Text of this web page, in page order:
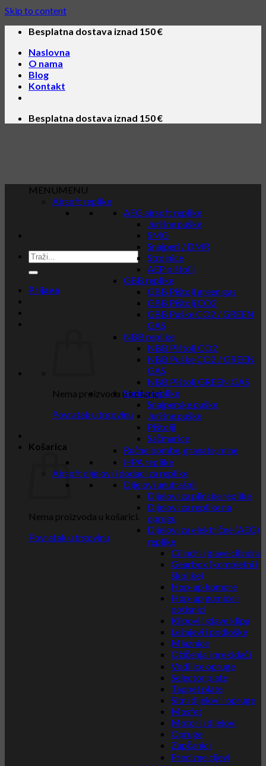
Skip to content
Besplatna dostava iznad 150 €
Naslovna
O nama
Blog
Kontakt
Besplatna dostava iznad 150 €
Prijava
Nema proizvoda u košarici.
Povratak u trgovinu
Košarica
Nema proizvoda u košarici.
Povratak u trgovinu
MENUMENU
Airsoft replike
AEG airsoft replike
Jurišne puške
SMG
Snajperi / DMR
Strojnice
AEP pištolji
GBB replike
GBB Pištolj green gas
GBB Pištolj CO2
GBB Puške CO2 / GREEN
GAS
NBB replike
NBB Pištolj CO2
NBB Puške CO2 / GREEN
GAS
NBB Pištolj GREEN GAS
Spring replike
Snajperske puške
Jurišne puške
Pištolji
Sačmarice
Ručne bombe, granate, mine
HPA replike
Airsoft dijelovi i dodaci za replike
Dijelovi unutrašnji
Dijelovi za plinske replike
Dijelovi za replike na
oprugu
Dijelovi za električne (AEG)
replike
Cilindri i glave cilindra
Gearbox (kompletni i
školjke)
Hop-up komore
Hop-up gumice i
potisnici
Klipovi i glave klipa
Ležajevi i podloške
Mlaznice
Ožičenja i prekidači
Vodilice opruge
Selector plate
Tappet plate
Sitni dijelovi i opruge
Mosfet
Motori i dijelovi
Opruge
Zupčanici
Precizne cijevi